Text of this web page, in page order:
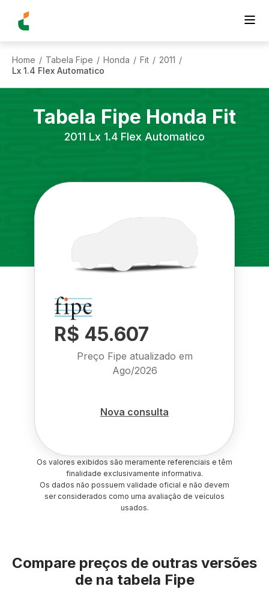
Home / Tabela Fipe / Honda / Fit / 2011 /
Lx 1.4 Flex Automatico
Tabela Fipe Honda Fit
2011 Lx 1.4 Flex Automatico
R$ 45.607
Preço Fipe atualizado em
Ago/2026
Nova consulta
Os valores exibidos são meramente referenciais e têm
finalidade exclusivamente informativa.
Os dados não possuem validade oficial e não devem
ser considerados como uma avaliação de veículos
usados.
Compare preços de outras versões
de na tabela Fipe